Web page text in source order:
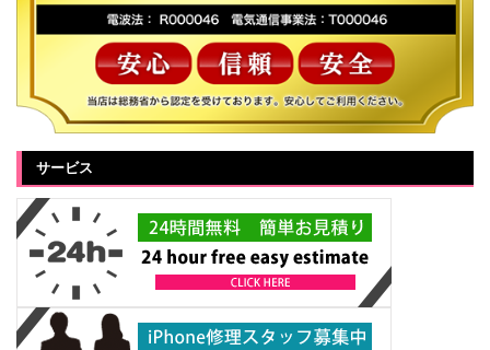
サービス